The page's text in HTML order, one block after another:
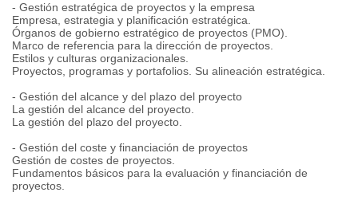
- Gestión estratégica de proyectos y la empresa
Empresa, estrategia y planificación estratégica.
Órganos de gobierno estratégico de proyectos (PMO).
Marco de referencia para la dirección de proyectos.
Estilos y culturas organizacionales.
Proyectos, programas y portafolios. Su alineación estratégica.
- Gestión del alcance y del plazo del proyecto
La gestión del alcance del proyecto.
La gestión del plazo del proyecto.
- Gestión del coste y financiación de proyectos
Gestión de costes de proyectos.
Fundamentos básicos para la evaluación y financiación de
proyectos.